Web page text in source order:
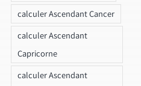
calculer Ascendant Cancer
calculer Ascendant
Capricorne
calculer Ascendant